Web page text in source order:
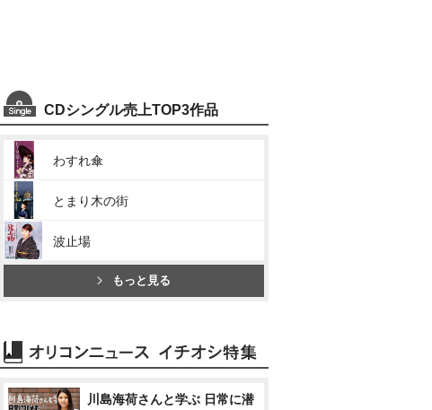
CDシングル売上TOP3作品
わすれ傘
とまり木の街
波止場
もっと見る
川島海荷さんと学ぶ 日常に潜